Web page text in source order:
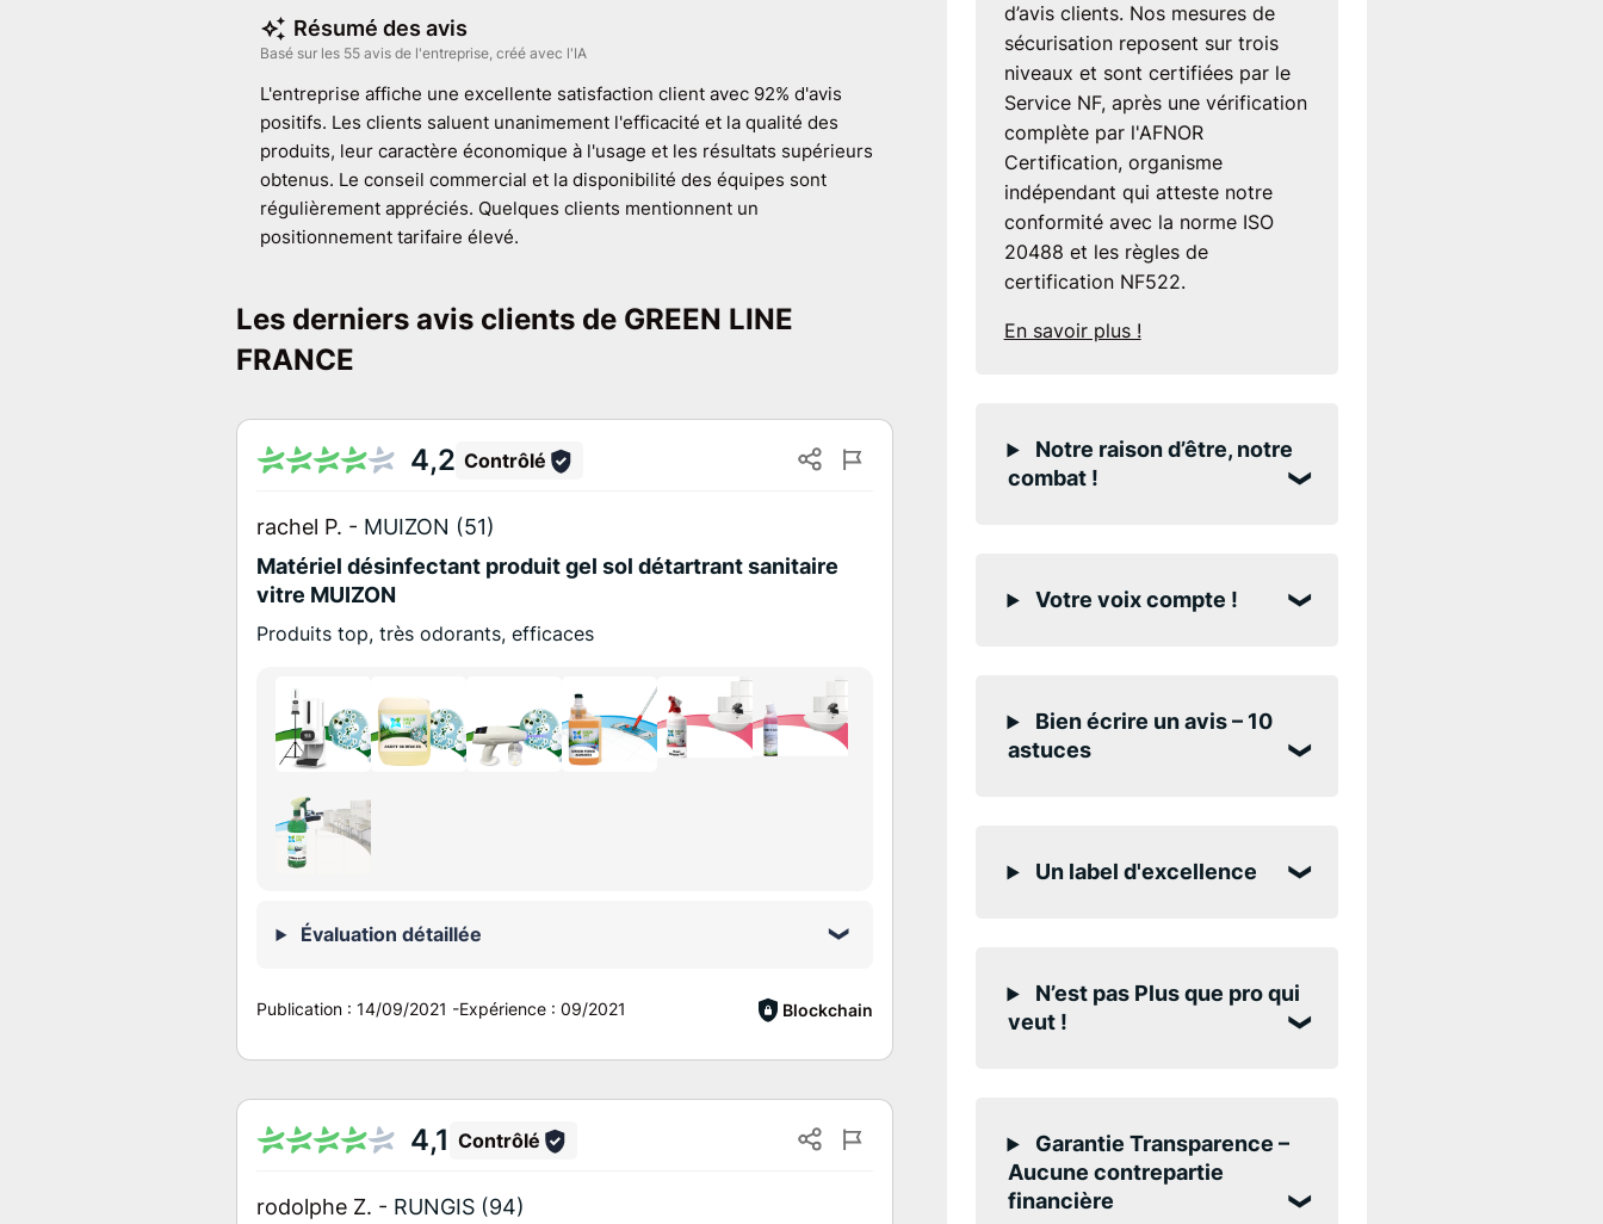
Résumé des avis
Basé sur les 55 avis de l'entreprise, créé avec l'IA
L'entreprise affiche une excellente satisfaction client avec 92% d'avis
positifs. Les clients saluent unanimement l'efficacité et la qualité des
produits, leur caractère économique à l'usage et les résultats supérieurs
obtenus. Le conseil commercial et la disponibilité des équipes sont
régulièrement appréciés. Quelques clients mentionnent un
positionnement tarifaire élevé.
Les derniers avis clients de GREEN LINE
FRANCE
4,2 Contrôlé
rachel P. - MUIZON (51)
Matériel désinfectant produit gel sol détartrant sanitaire
vitre MUIZON
Produits top, très odorants, efficaces
Évaluation détaillée
Publication :14/09/2021 -Expérience :09/2021 Blockchain
4,1 Contrôlé
rodolphe Z. - RUNGIS (94)
d’avis clients. Nos mesures de
sécurisation reposent sur trois
niveaux et sont certifiées par le
Service NF, après une vérification
complète par l'AFNOR
Certification, organisme
indépendant qui atteste notre
conformité avec la norme ISO
20488 et les règles de
certification NF522.
En savoir plus !
Notre raison d’être, notre
combat !
Votre voix compte !
Bien écrire un avis – 10
astuces
Un label d'excellence
N’est pas Plus que pro qui
veut !
Garantie Transparence –
Aucune contrepartie
financière